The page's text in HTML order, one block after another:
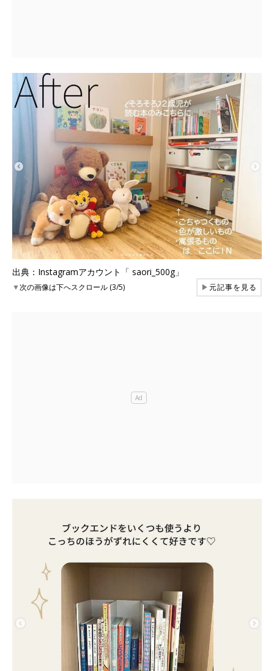
出典：Instagramアカウント「 saori_500g」
▼次の画像は下へスクロール (3/5) ▶元記事を見る